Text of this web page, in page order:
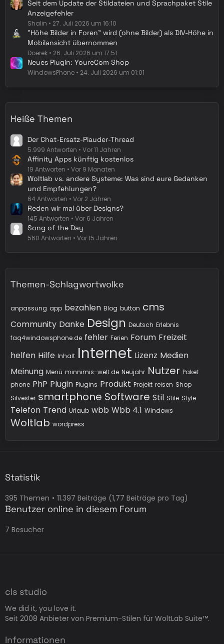
Seit dem Update der Stildateien und Sprachpaket Stile
Anzeigefehler
Shalin 27. Juli 2026 um 16:10
"Höhe Bilder in Foren" wird (ohne Bilder) als DIV-Höhe in
Mobilansicht übernommen
Doerek 26. Juli 2026 um 17:51
Neues Plugin: YoureCom Shop
WindowsPhone 24. Juli 2026 um 01:01
Heiße Themen
Der Chat-Ersatz-Plauder-Thread
5.999 Antworten Vor 11 Jahren
Affinity Apps künftig kostenlos
19 Antworten Vor 9 Monaten
Woltlab vs. andere Systeme: Was sind eure Gedanken
und Empfehlungen?
64 Antworten Vor 2 Jahren
Reden wir mal über Designs?
145 Antworten Vor 6 Jahren
Song of the Day
560 Antworten Vor 15 Jahren
Themen-Schlagwortwolke
anpassung app bezahlen Blog button cms
Community Danke Design Deutsch Erlebnis
faq4windowsphone.de fehler Ferien Forum Freizeit
helfen Hilfe Inhalt Internet Lizenz Medien
Meinung Menü minnimis-welt.de Neujahr Nutzer Paket
phone PhP Plugin Plugins Produkt Projekt reisen Shop
Silvester smartphone Software Stil Stile Style
Telefon Trend Urlaub wbb Wbb 4.1 Windows
Woltlab wordpress
Statistik
395 Themen 11.397 Beiträge (1,77 Beiträge pro Tag)
Benutzer online in diesem Forum
7 Besucher
cls studio
We did it, you love it.
Seit 2008 Anbieter von Premium-Stilen für WoltLab Suite™.
Informationen